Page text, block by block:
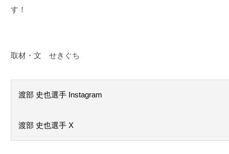
す！
取材・文 せきぐち
渡部 史也選手 Instagram
渡部 史也選手 X